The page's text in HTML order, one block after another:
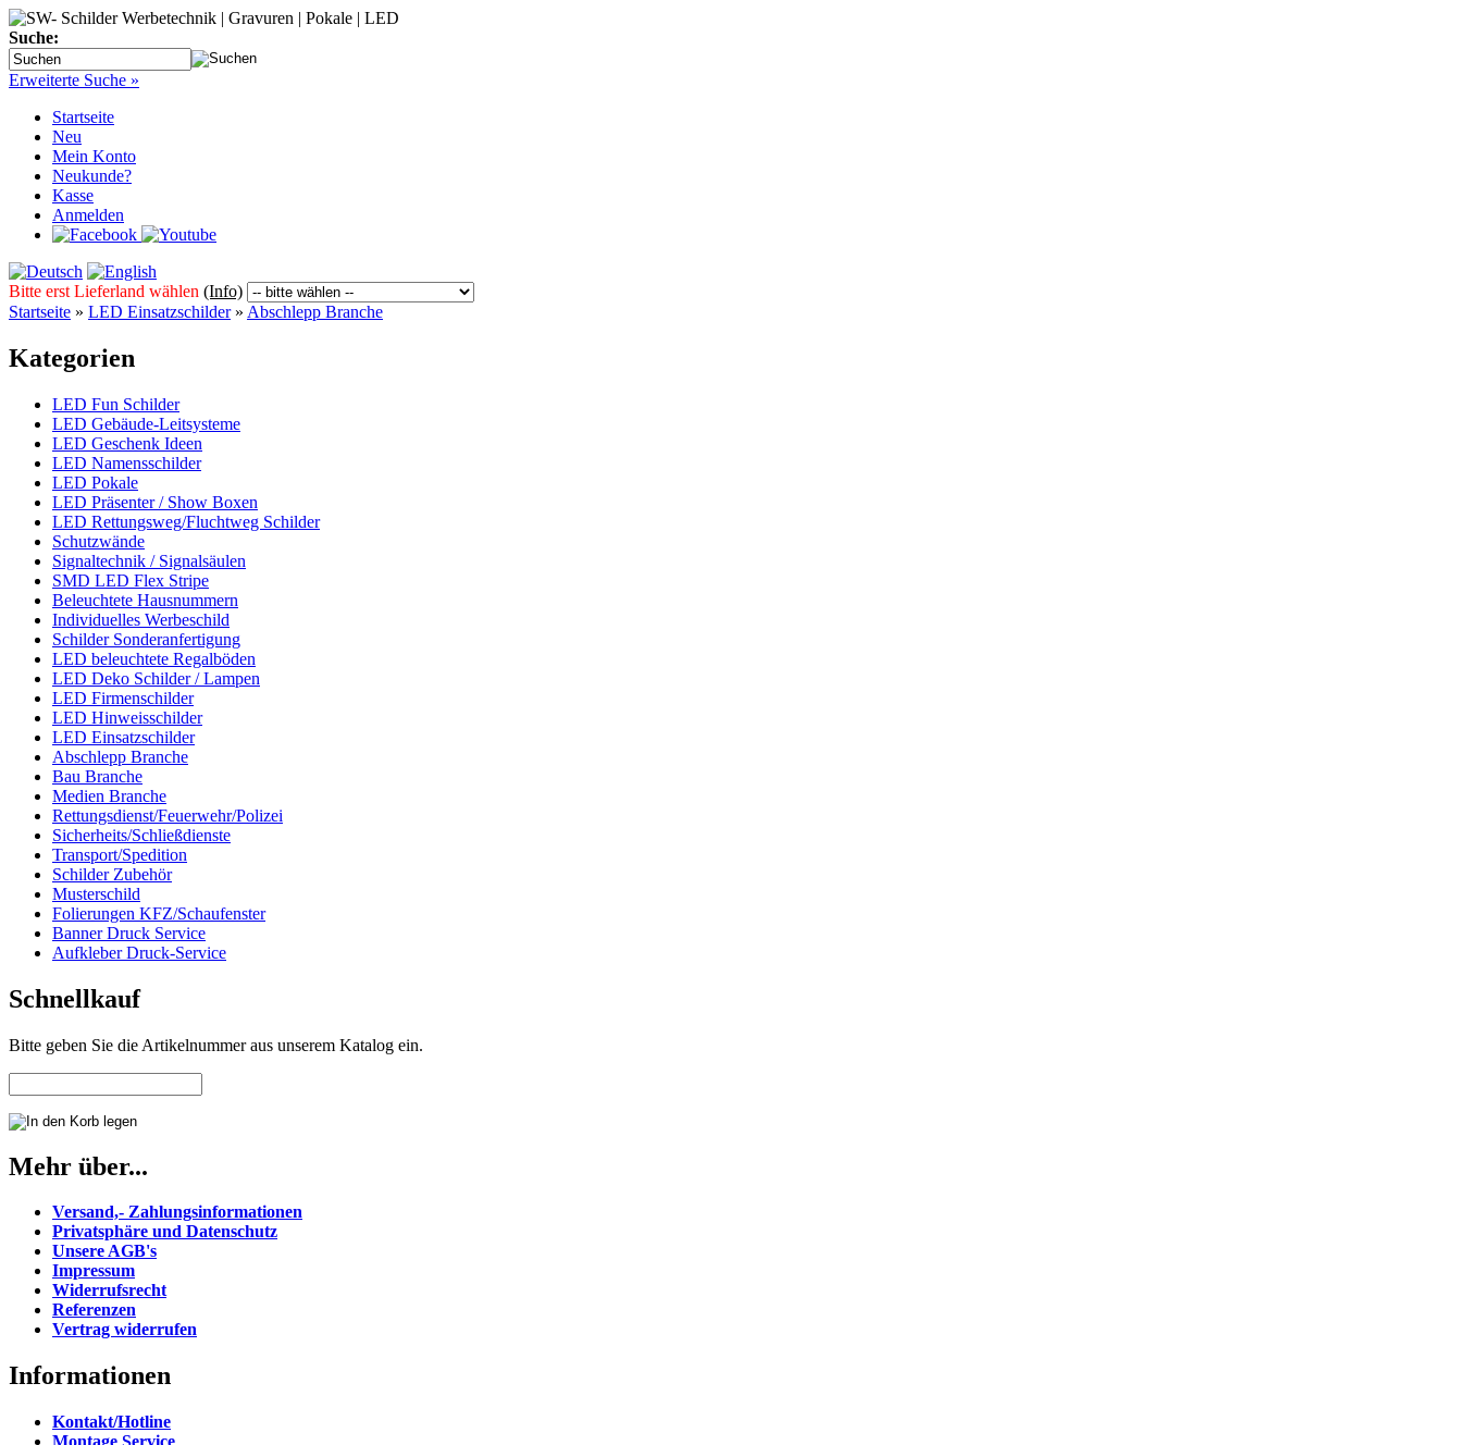
Suche:
Erweiterte Suche »
Startseite
Neu
Mein Konto
Neukunde?
Kasse
Anmelden
Bitte erst Lieferland wählen (Info)
Startseite » LED Einsatzschilder» Abschlepp Branche
Kategorien
LED Fun Schilder
LED Gebäude-Leitsysteme
LED Geschenk Ideen
LED Namensschilder
LED Pokale
LED Präsenter / Show Boxen
LED Rettungsweg/Fluchtweg Schilder
Schutzwände
Signaltechnik / Signalsäulen
SMD LED Flex Stripe
Beleuchtete Hausnummern
Individuelles Werbeschild
Schilder Sonderanfertigung
LED beleuchtete Regalböden
LED Deko Schilder / Lampen
LED Firmenschilder
LED Hinweisschilder
LED Einsatzschilder
Abschlepp Branche
Bau Branche
Medien Branche
Rettungsdienst/Feuerwehr/Polizei
Sicherheits/Schließdienste
Transport/Spedition
Schilder Zubehör
Musterschild
Folierungen KFZ/Schaufenster
Banner Druck Service
Aufkleber Druck-Service
Schnellkauf
Bitte geben Sie die Artikelnummer aus unserem Katalog ein.
Mehr über...
Versand,- Zahlungsinformationen
Privatsphäre und Datenschutz
Unsere AGB's
Impressum
Widerrufsrecht
Referenzen
Vertrag widerrufen
Informationen
Kontakt/Hotline